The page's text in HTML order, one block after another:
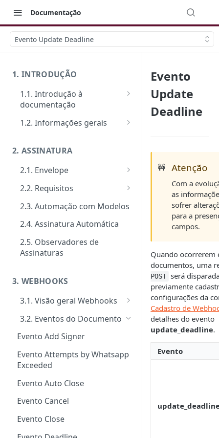
Documentação
Evento Update Deadline
1. INTRODUÇÃO
1.1. Introdução à
documentação
Primeiros passos
Ferramentas de Teste:
Postman e Insomnia
1.2. Informações gerais
Suporte
Limite de requisições
Mensagens de erro
Segurança
2. ASSINATURA
2.1. Envelope
Guia de criação: O passo a
passo padrão
Tipos de notificações para os
signatários
das notificações
Notificações
Envelopes
Eventos
Ativação performática: alta
escala e assincronismo
Regras de finalização de
Envelopes
2.2. Requisitos
Tipos de requisitos de
autenticação
2.3. Automação com Modelos
2.4. Assinatura Automática
2.5. Observadores de
Assinaturas
3. WEBHOOKS
3.1. Visão geral Webhooks
Cadastro de Webhooks via APP
Cadastro de Webhooks via API
3.2. Eventos do Documento
Evento Add Signer
Evento Attempts by Whatsapp
Exceeded
Evento Auto Close
Evento Cancel
Evento Close
Evento
Update
Deadline
🚧 Atenção
Com a
as
sofrer
para a
campos.
Quando ocorrerem
documentos, uma
POST será
previamente
configurações da
Cadastro de
detalhes do evento
update_deadline.
Evento